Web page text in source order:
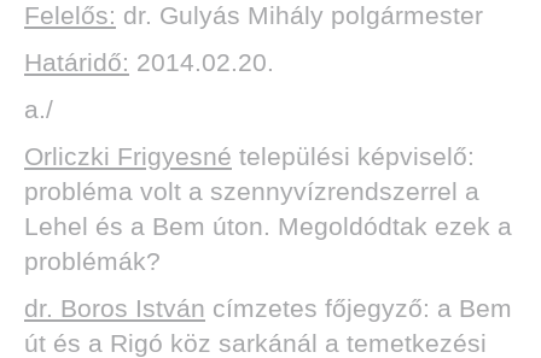
Felelős: dr. Gulyás Mihály polgármester
Határidő: 2014.02.20.
a./
Orliczki Frigyesné települési képviselő:
probléma volt a szennyvízrendszerrel a
Lehel és a Bem úton. Megoldódtak ezek a
problémák?
dr. Boros István címzetes főjegyző: a Bem
út és a Rigó köz sarkánál a temetkezési